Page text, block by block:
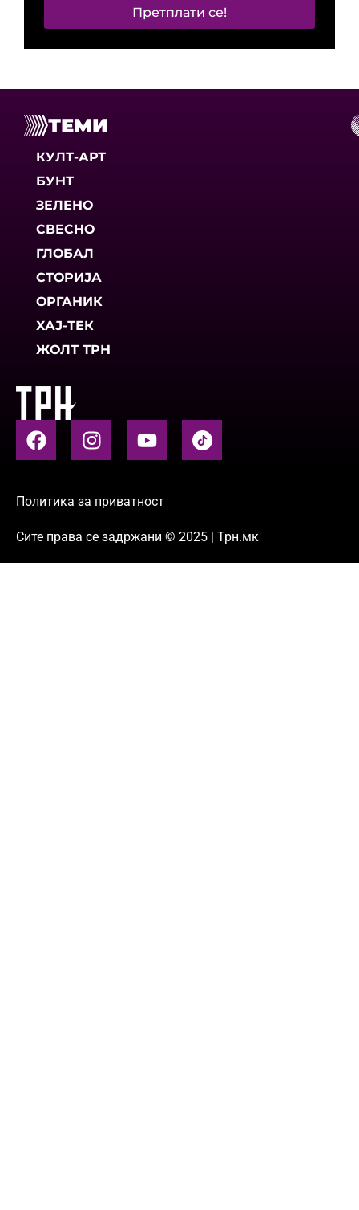
Претплати се!
ТЕМИ
КУЛТ-АРТ
БУНТ
ЗЕЛЕНО
СВЕСНО
ГЛОБАЛ
СТОРИЈА
ОРГАНИК
ХАЈ-ТЕК
ЖОЛТ ТРН
Политика за приватност
Сите права се задржани © 2025 | Трн.мк